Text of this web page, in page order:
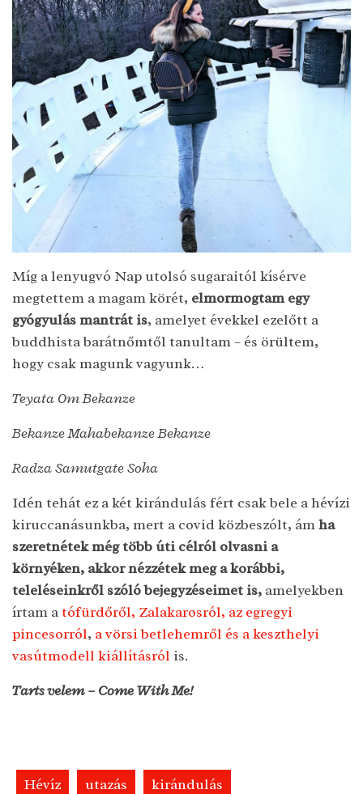
Míg a lenyugvó Nap utolsó sugaraitól kísérve
megtettem a magam körét, elmormogtam egy
gyógyulás mantrát is, amelyet évekkel ezelőtt a
buddhista barátnőmtől tanultam – és örültem,
hogy csak magunk vagyunk…
Teyata Om Bekanze
Bekanze Mahabekanze Bekanze
Radza Samutgate Soha
Idén tehát ez a két kirándulás fért csak bele a hévízi
kiruccanásunkba, mert a covid közbeszólt, ámha
szeretnétek még több úti célról olvasni a
környéken, akkor nézzétek meg a korábbi,
teleléseinkről szóló bejegyzéseimet is, amelyekben
írtam atófürdőről, Zalakarosról, az egregyi
pincesorról, a vörsi betlehemről és a keszthelyi
vasútmodell kiállításról is.
Tarts velem – Come With Me!
Hévíz utazás kirándulás